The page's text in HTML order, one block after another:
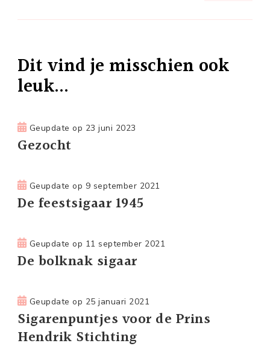
Dit vind je misschien ook
leuk...
Geupdate op 23 juni 2023
Gezocht
Geupdate op 9 september 2021
De feestsigaar 1945
Geupdate op 11 september 2021
De bolknak sigaar
Geupdate op 25 januari 2021
Sigarenpuntjes voor de Prins
Hendrik Stichting